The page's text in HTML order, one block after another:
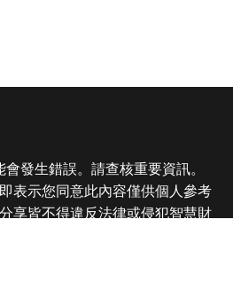
發生錯誤。請查核重要資訊。
表示您同意此內容僅供個人參考
享皆不得違反法律或侵犯智慧財